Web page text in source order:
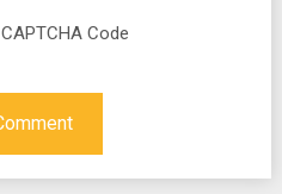
CAPTCHA Code